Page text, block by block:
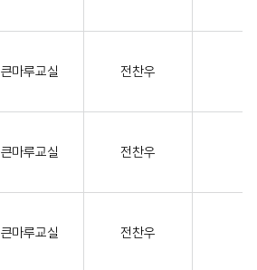
큰마루교실 전찬우
큰마루교실 전찬우
큰마루교실 전찬우